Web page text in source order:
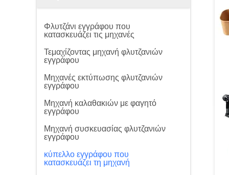
Φλυτζάνι εγγράφου που
κατασκευάζει τις μηχανές
Τεμαχίζοντας μηχανή φλυτζανιών
εγγράφου
Μηχανές εκτύπωσης φλυτζανιών
εγγράφου
Μηχανή καλαθακιών με φαγητό
εγγράφου
Μηχανή συσκευασίας φλυτζανιών
εγγράφου
κύπελλο εγγράφου που
κατασκευάζει τη μηχανή